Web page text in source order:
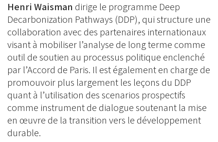
Henri Waisman dirige le programme Deep
Decarbonization Pathways (DDP), qui structure une
collaboration avec des partenaires internationaux
visant à mobiliser l’analyse de long terme comme
outil de soutien au processus politique enclenché
par l’Accord de Paris. Il est également en charge de
promouvoir plus largement les leçons du DDP
quant à l’utilisation des scenarios prospectifs
comme instrument de dialogue soutenant la mise
en œuvre de la transition vers le développement
durable.